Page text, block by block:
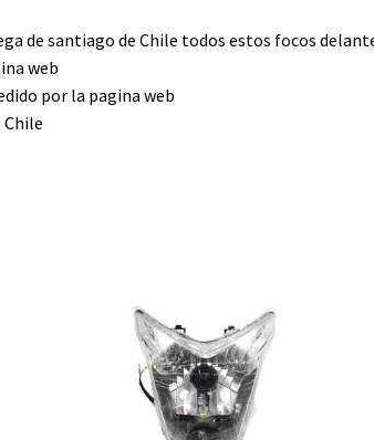
de santiago de Chile todos estos focos
web
por la pagina web